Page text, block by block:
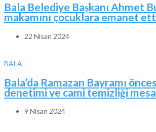
Bala Belediye Başkanı Ahmet
makamını çocuklara emanet
22 Nisan 2024
BALA
Bala’da Ramazan Bayramı
denetimi ve cami temizliği
9 Nisan 2024